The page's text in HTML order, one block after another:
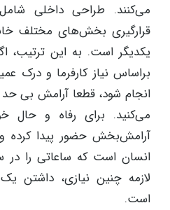
می‌کنند. طراحی داخلی
قرارگیری بخش‌های مختلف
یکدیگر است. به این ترتیب،
براساس نیاز کارفرما و درک
انجام شود، قطعا آرامش بی حد و
می‌کنید. برای رفاه و حال
آرامش‌بخش حضور پیدا کرده
انسان است که ساعاتی را در
لازمه چنین نیازی، داشتن
است.